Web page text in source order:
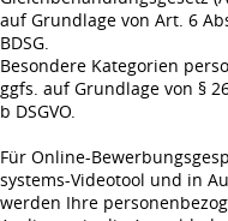
auf Grundlage von Art. 6
BDSG.
Besondere Kategorien
ggfs. auf Grundlage von §
b DSGVO.
Für Online-
systems-Videotool und in
werden Ihre